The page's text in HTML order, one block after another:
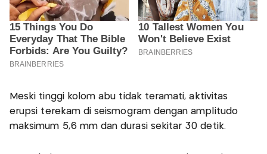
Meski tinggi kolom abu tidak teramati, aktivitas
erupsi terekam di seismogram dengan amplitudo
maksimum 5,6 mm dan durasi sekitar 30 detik.